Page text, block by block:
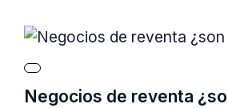
Negocios de reventa